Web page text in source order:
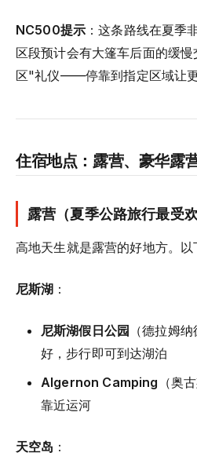
NC500提示 ：这条路线在夏
区段预计会有大篷车后面的缓
区"礼仪——停靠到指定区域让更
住宿地点：露营、豪华露
露营（夏季公路旅行最受欢
高地天生就是露营的好地方。以
尼斯湖 ：
尼斯湖假日公园 （德拉姆
好，步行即可到达湖泊
Algernon Camping （奥
靠近运河
天空岛 ：